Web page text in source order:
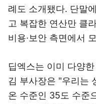
례도 소개됐다. 단말
고 복잡한 연산만 클
비용·보안 측면에서
딥엑스는 이미 다양
김 부사장은 "우리는
온 수준인 35도 수준